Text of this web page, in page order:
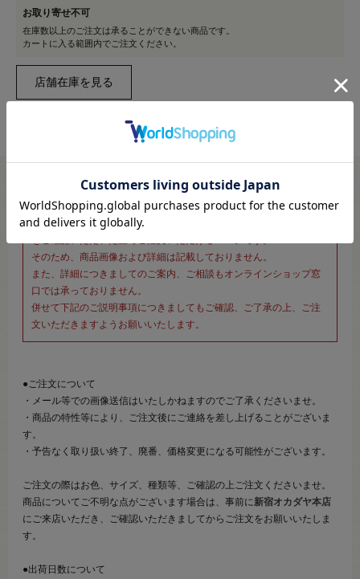
お取り寄せ不可
在庫数以上のご注文は承ることができない商品です。
カートに入る範囲内でご注文ください。
※新宿オカダヤ本店お取り扱い商品のご注文専用ページです※
こちらのページは、店頭にてあらかじめ商品詳細および商品コード
そのため、商品画像および詳細は記載しておりません。
また、詳細につきましてのご案内、ご相談もオンラインショップ窓
口では承っておりません。
併せて下記のご説明事項につきましてもご確認、ご了承の上、ご注
文いただきますようお願いいたします。
●ご注文について
・メール等での画像送信はいたしかねますのでご了承くださいませ。
・商品の特性等により、ご注文後にご連絡を差し上げることがございま
す。
・予告なく取り扱い終了、廃番、価格変更になる可能性がございます。
ご注文の際はお色、サイズ、種類等、ご確認の上ご注文くださいませ。
商品についてご不明な点がございます場合は、事前に新宿オカダヤ本店
にご来店いただき、ご確認いただきましてからご注文をお願いいたしま
す。
●出荷日数について